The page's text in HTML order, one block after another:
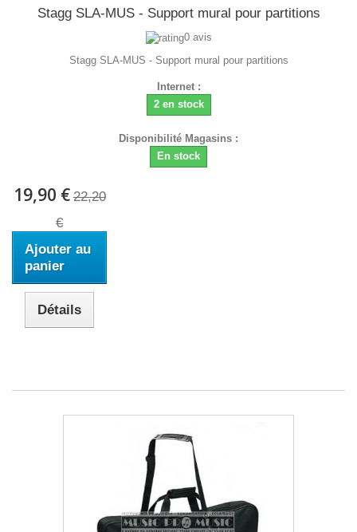
Stagg SLA-MUS - Support mural pour partitions
0 avis
Stagg SLA-MUS - Support mural pour partitions
Internet :
2 en stock
Disponibilité Magasins :
En stock
19,90 € 22,20
€
Ajouter au
panier
Détails